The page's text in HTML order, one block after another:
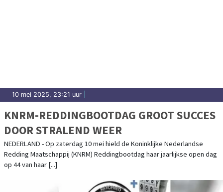
10 mei 2025, 23:21 uur
KNRM-REDDINGBOOTDAG GROOT SUCCES
DOOR STRALEND WEER
NEDERLAND - Op zaterdag 10 mei hield de Koninklijke Nederlandse
Redding Maatschappij (KNRM) Reddingbootdag haar jaarlijkse open dag
op 44 van haar [...]